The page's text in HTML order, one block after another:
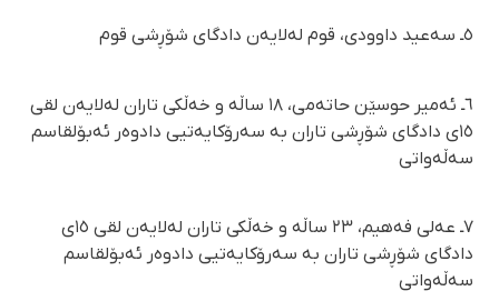
٥ـ سەعید داوودی، قوم لەلایەن دادگای شۆڕشی قوم
٦ـ ئەمیر حوسێن حاتەمی، ١٨ ساڵە و خەڵکی تاران لەلایەن لقی
١٥ی دادگای شۆڕشی تاران بە سەرۆکایەتیی دادوەر ئەبۆلقاسم
سەڵەواتی
٧ـ عەلی فەهیم، ٢٣ ساڵە و خەڵکی تاران لەلایەن لقی ١٥ی
دادگای شۆڕشی تاران بە سەرۆکایەتیی دادوەر ئەبۆلقاسم
سەڵەواتی